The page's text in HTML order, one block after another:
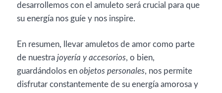
desarrollemos con el amuleto será crucial para que
su energía nos guíe y nos inspire.
En resumen, llevar amuletos de amor como parte
de nuestra joyería y accesorios, o bien,
guardándolos en objetos personales, nos permite
disfrutar constantemente de su energía amorosa y